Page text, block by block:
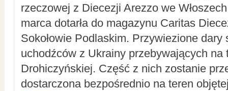
rzeczowej z Diecezji Arezzo we
marca dotarła do magazynu Caritas
Sokołowie Podlaskim. Przywiezione dary
uchodźców z Ukrainy przebywających na
Drohiczyńskiej. Część z nich zostanie
dostarczona bezpośrednio na teren